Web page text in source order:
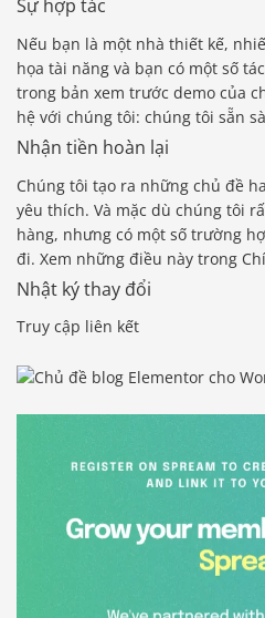
Sự hợp tác
Nếu bạn là một nhà thiết kế,
họa tài năng và bạn có một số
trong bản xem trước demo của
hệ với chúng tôi: chúng tôi sẵn
Nhận tiền hoàn lại
Chúng tôi tạo ra những chủ đề
yêu thích. Và mặc dù chúng tôi
hàng, nhưng có một số trường
đi. Xem những điều này trong
Nhật ký thay đổi
Truy cập liên kết